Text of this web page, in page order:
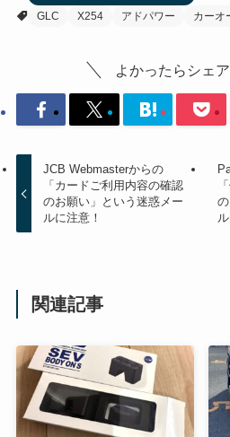
GLC
X254 アドパワー カーオ
よかったらシェ
JCB Webmasterからの
「カードご利用内容の確認
のお願い」という迷惑メー
ルに注意！
関連記事